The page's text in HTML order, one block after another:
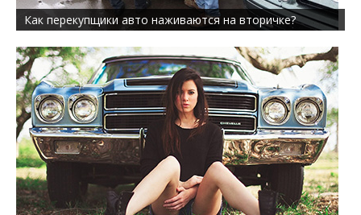
Как перекупщики авто наживаются на вторичке?